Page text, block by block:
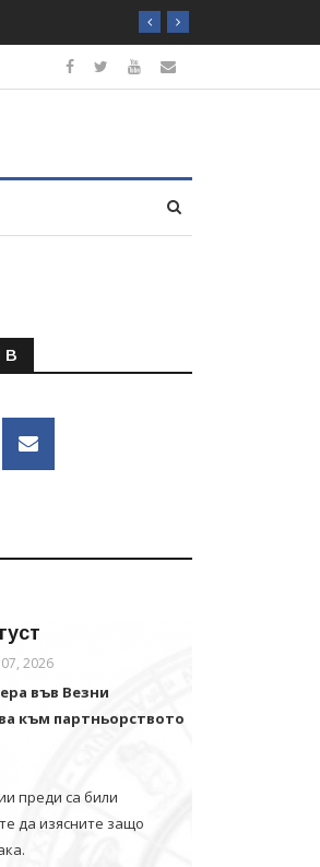
В
07, 2026
във Везни
към партньорството
преди са били
да изясните защо